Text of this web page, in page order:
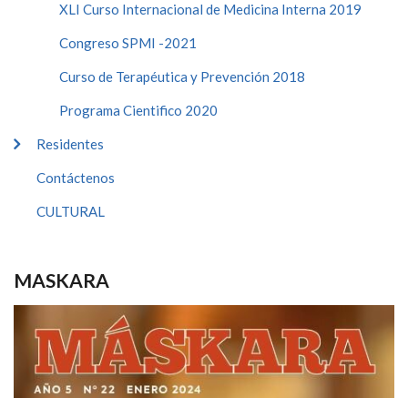
XLI Curso Internacional de Medicina Interna 2019
Congreso SPMI -2021
Curso de Terapéutica y Prevención 2018
Programa Cientifico 2020
Residentes
Contáctenos
CULTURAL
MASKARA